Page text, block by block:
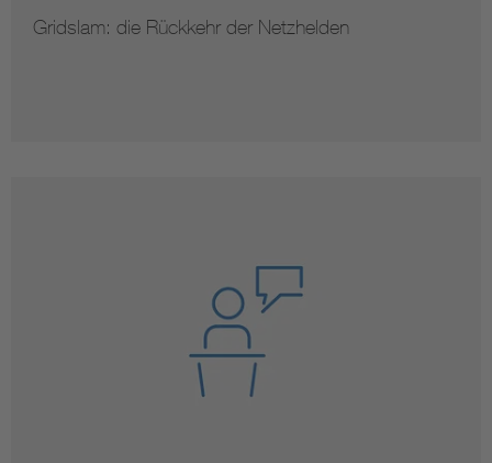
Gridslam: die Rückkehr der Netzhelden